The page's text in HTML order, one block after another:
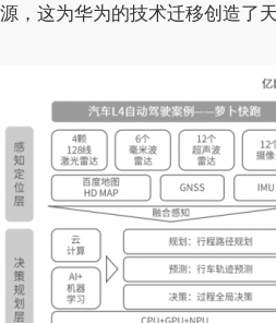
源，这为华为的技术迁移创造了天